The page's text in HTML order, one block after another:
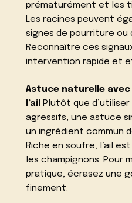
prématurément et les
Les racines peuvent
signes de pourriture ou
Reconnaître ces
intervention rapide et
Astuce naturelle
l’ail
Plutôt que
agressifs, une astuce
un ingrédient commun
Riche en soufre, l’ail
les champignons.
pratique, écrasez une
finement.